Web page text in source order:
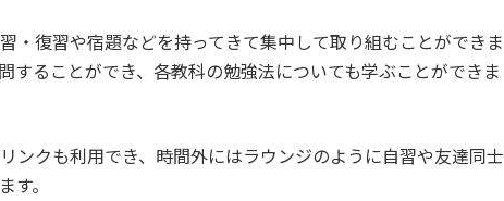
・復習や宿題などを持ってきて集中して取り組むことができま
することができ、各教科の勉強法についても学ぶことができま
ンクも利用でき、時間外にはラウンジのように自習や友達同士
す。